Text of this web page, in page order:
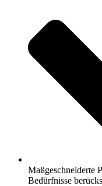
Maßgeschneiderte
Bedürfnisse